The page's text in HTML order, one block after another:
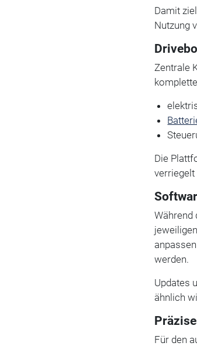
Damit
Nutzung
Zentrale
Die
Während
werden.
Updates
ähnlich
Für den